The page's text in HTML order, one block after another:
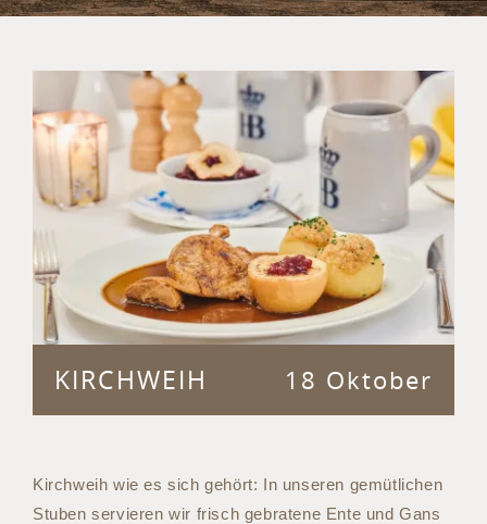
KIRCHWEIH 18 Oktober
Kirchweih wie es sich gehört: In unseren gemütlichen
Stuben servieren wir frisch gebratene Ente und Gans